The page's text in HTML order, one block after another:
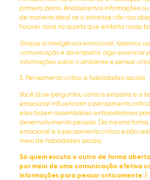
primeiro plano. Analisaremos informações
de maneira ideal se o estresse não nos
houver raiva no quarto que embota nosso
Graças à inteligência emocional, fazemos
comunicação e da empatia, algo essencial
informações sobre o ambiente e pensar
3. Pensamento crítico e habilidades sociais
Você já se perguntou como a empatia e a
emocional influenciam o pensamento
eles fazem assembléias extraordinárias
desenvolvimento pessoal. Da mesma
emocional e o pensamento crítico estão
meio de habilidades sociais.
Só quem escuta o outro de forma
por meio de uma comunicação efetiva
informações para pensar criticamente.